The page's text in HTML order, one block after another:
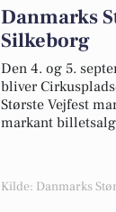
Danmarks
Silkeborg
Den 4. og 5.
bliver
Største Vejfest
markant
Kilde: Danmarks